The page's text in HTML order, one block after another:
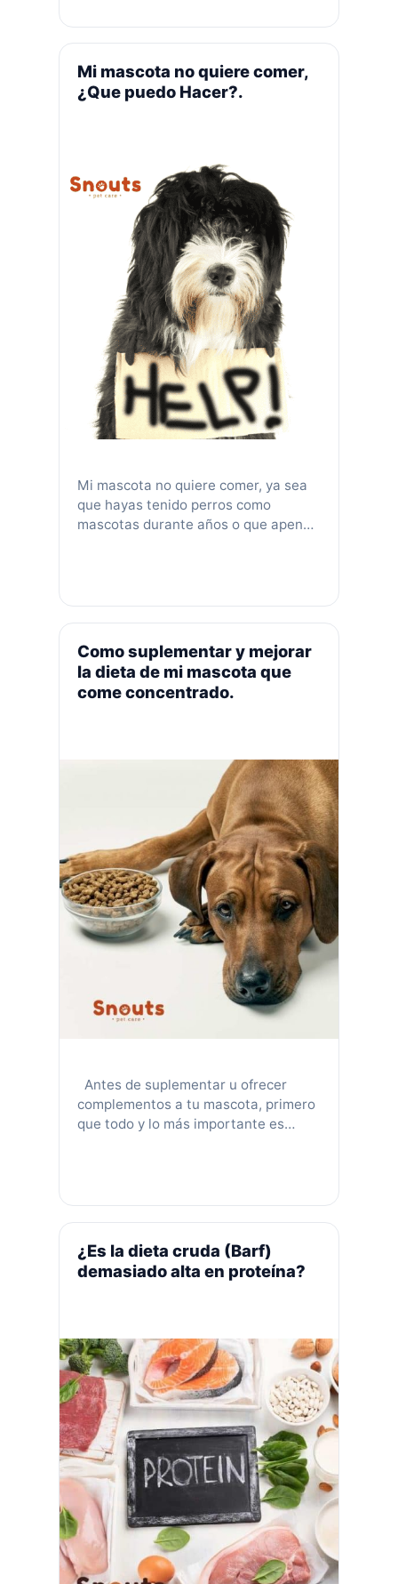
¿Aburrido? ¿Enfermo? ¿Comer hierba
le hará daño? Hay una variedad de
razones por las que su perro podría
estar comiendo hierba. …Leer más
Mi mascota no quiere comer,
¿Que puedo Hacer?.
Mi mascota no quiere comer, ya sea
que hayas tenido perros como
mascotas durante años o que apenas
hay una respuesta inmediata a esto
ya que existe una gran variedad de
razones para la pérdida de apetito en
…Leer más
Como suplementar y mejorar
la dieta de mi mascota que
come concentrado.
Antes de suplementar u ofrecer
complementos a tu mascota, primero
que todo y lo más importante es
a través de una fuente de agua
independiente, ya que en la
naturaleza no siempre estaba
disponible …Leer más
¿Es la dieta cruda (Barf)
demasiado alta en proteína?